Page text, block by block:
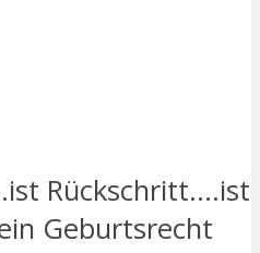
Rückschritt….ist
Geburtsrecht